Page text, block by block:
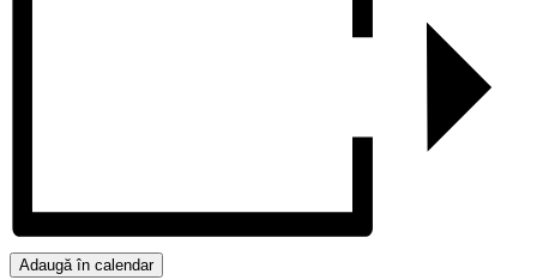
Adaugă în calendar